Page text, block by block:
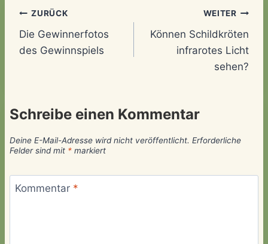
Beitragsnavigation
ZURÜCK
Die Gewinnerfotos
des Gewinnspiels
WEITER
Können Schildkröten
infrarotes Licht
sehen?
Schreibe einen Kommentar
Deine E-Mail-Adresse wird nicht veröffentlicht. Erforderliche
Felder sind mit * markiert
Kommentar *